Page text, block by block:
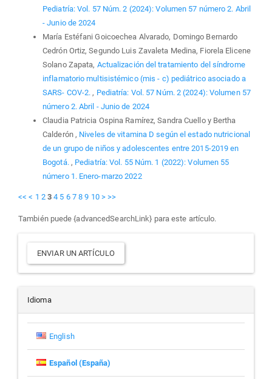
Pediatría: Vol. 57 Núm. 2 (2024): Volumen 57 número 2. Abril
- Junio de 2024
María Estéfani Goicoechea Alvarado, Domingo Bernardo
Cedrón Ortiz, Segundo Luis Zavaleta Medina, Fiorela Elicene
Solano Zapata, Actualización del tratamiento del síndrome
inflamatorio multisistémico (mis - c) pediátrico asociado a
SARS- COV-2. , Pediatría: Vol. 57 Núm. 2 (2024): Volumen 57
número 2. Abril - Junio de 2024
Claudia Patricia Ospina Ramírez, Sandra Cuello y Bertha
Calderón , Niveles de vitamina D según el estado nutricional
de un grupo de niños y adolescentes entre 2015-2019 en
Bogotá. , Pediatría: Vol. 55 Núm. 1 (2022): Volumen 55
número 1. Enero-marzo 2022
<< < 1 2 3 4 5 6 7 8 9 10 > >>
También puede {advancedSearchLink} para este artículo.
Enviar
un
artículo
ENVIAR UN ARTÍCULO
Idioma
English
Español (España)